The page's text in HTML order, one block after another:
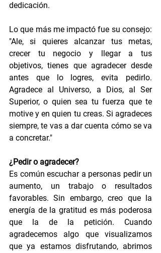
dedicación.
Lo que más me impactó fue su consejo:
"Ale, si quieres alcanzar tus metas,
crecer tu negocio y llegar a tus
objetivos, tienes que agradecer desde
antes que lo logres, evita pedirlo.
Agradece al Universo, a Dios, al Ser
Superior, o quien sea tu fuerza que te
motive y en quien tu creas. Si agradeces
siempre, te vas a dar cuenta cómo se va
a concretar."
¿Pedir o agradecer?
Es común escuchar a personas pedir un
aumento, un trabajo o resultados
favorables. Sin embargo, creo que la
energía de la gratitud es más poderosa
que la de la petición. Cuando
agradecemos algo que visualizamos
que ya estamos disfrutando, abrimos